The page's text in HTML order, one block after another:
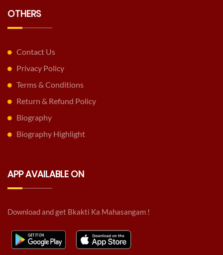
OTHERS
Contact Us
Privacy Policy
Terms & Conditions
Return & Refund Policy
Biography
Biography Highlight
APP AVAILABLE ON
Download and get Bkakti Ka Mahasangam !